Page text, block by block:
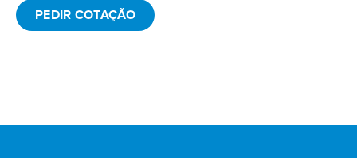
PEDIR COTAÇÃO